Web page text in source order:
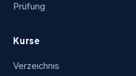
Prüfung
Kurse
Verzeichnis